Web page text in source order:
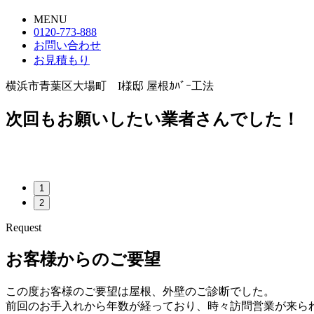
MENU
0120-773-888
お問い合わせ
お見積もり
横浜市青葉区大場町 I様邸 屋根ｶﾊﾞｰ工法
次回もお願いしたい業者さんでした！
1
2
Request
お客様からのご要望
この度お客様のご要望は屋根、外壁のご診断でした。
前回のお手入れから年数が経っており、時々訪問営業が来ら